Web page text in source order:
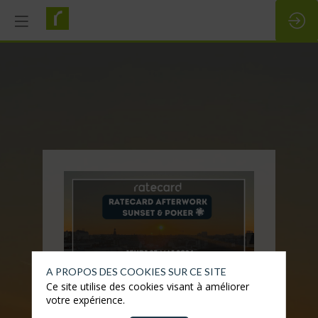
A PROPOS DES COOKIES SUR CE SITE
Ce site utilise des cookies visant à améliorer
votre expérience.